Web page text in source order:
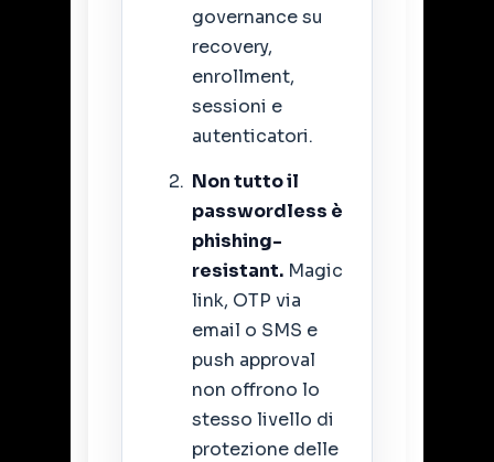
governance su
recovery,
enrollment,
sessioni e
autenticatori.
Non tutto il
passwordless è
phishing-
resistant. Magic
link, OTP via
email o SMS e
push approval
non offrono lo
stesso livello di
protezione delle